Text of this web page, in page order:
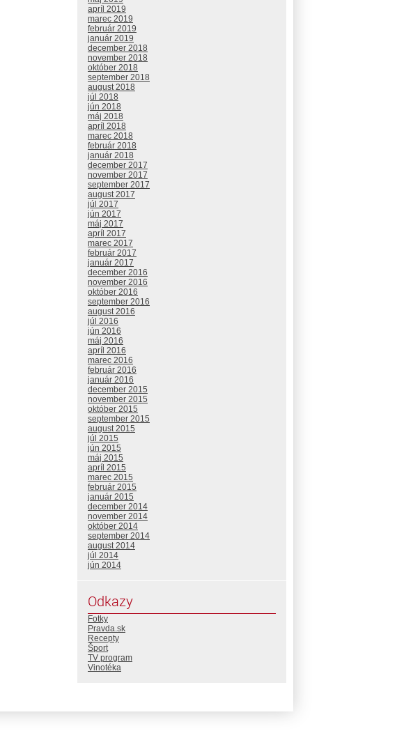
apríl 2019
marec 2019
február 2019
január 2019
december 2018
november 2018
október 2018
september 2018
august 2018
júl 2018
jún 2018
máj 2018
apríl 2018
marec 2018
február 2018
január 2018
december 2017
november 2017
september 2017
august 2017
júl 2017
jún 2017
máj 2017
apríl 2017
marec 2017
február 2017
január 2017
december 2016
november 2016
október 2016
september 2016
august 2016
júl 2016
jún 2016
máj 2016
apríl 2016
marec 2016
február 2016
január 2016
december 2015
november 2015
október 2015
september 2015
august 2015
júl 2015
jún 2015
máj 2015
apríl 2015
marec 2015
február 2015
január 2015
december 2014
november 2014
október 2014
september 2014
august 2014
júl 2014
jún 2014
Odkazy
Fotky
Pravda.sk
Recepty
Šport
TV program
Vinotéka